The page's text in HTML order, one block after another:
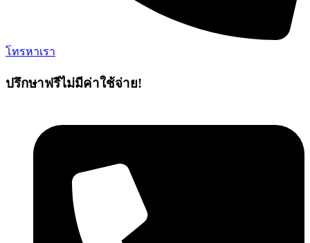
โทรหาเรา
ปรึกษาฟรีไม่มีค่าใช้จ่าย!